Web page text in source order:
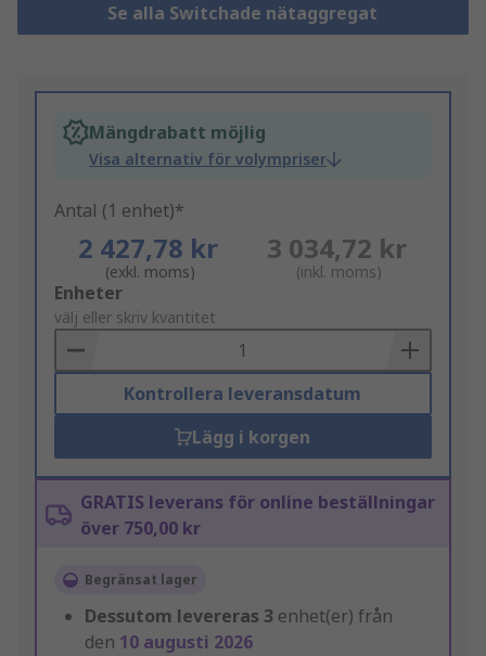
Se alla Switchade nätaggregat
Mängdrabatt möjlig
Visa alternativ för volympriser
Antal (1 enhet)*
2 427,78 kr
(exkl. moms)
3 034,72 kr
(inkl. moms)
Add
to
Basket
Enheter
välj eller skriv kvantitet
Kontrollera leveransdatum
Lägg i korgen
GRATIS leverans för online beställningar
över 750,00 kr
Begränsat lager
Dessutom levereras 3 enhet(er) från
den 10 augusti 2026